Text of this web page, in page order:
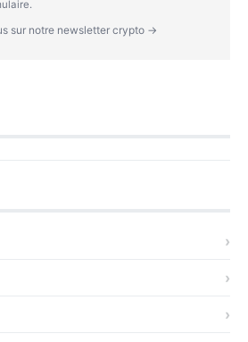
sur notre newsletter crypto →